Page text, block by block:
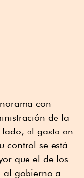
con
de la
lado, el gasto en
control se está
que el de los
al gobierno a